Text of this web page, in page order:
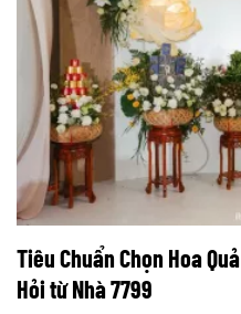
Tiêu Chuẩn Chọn Hoa
Hỏi từ Nhà 7799